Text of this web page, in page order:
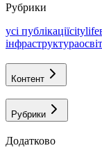
Рубрики
усі публікаціїcitylife
інфраструктура
Контент
Рубрики
Додатково